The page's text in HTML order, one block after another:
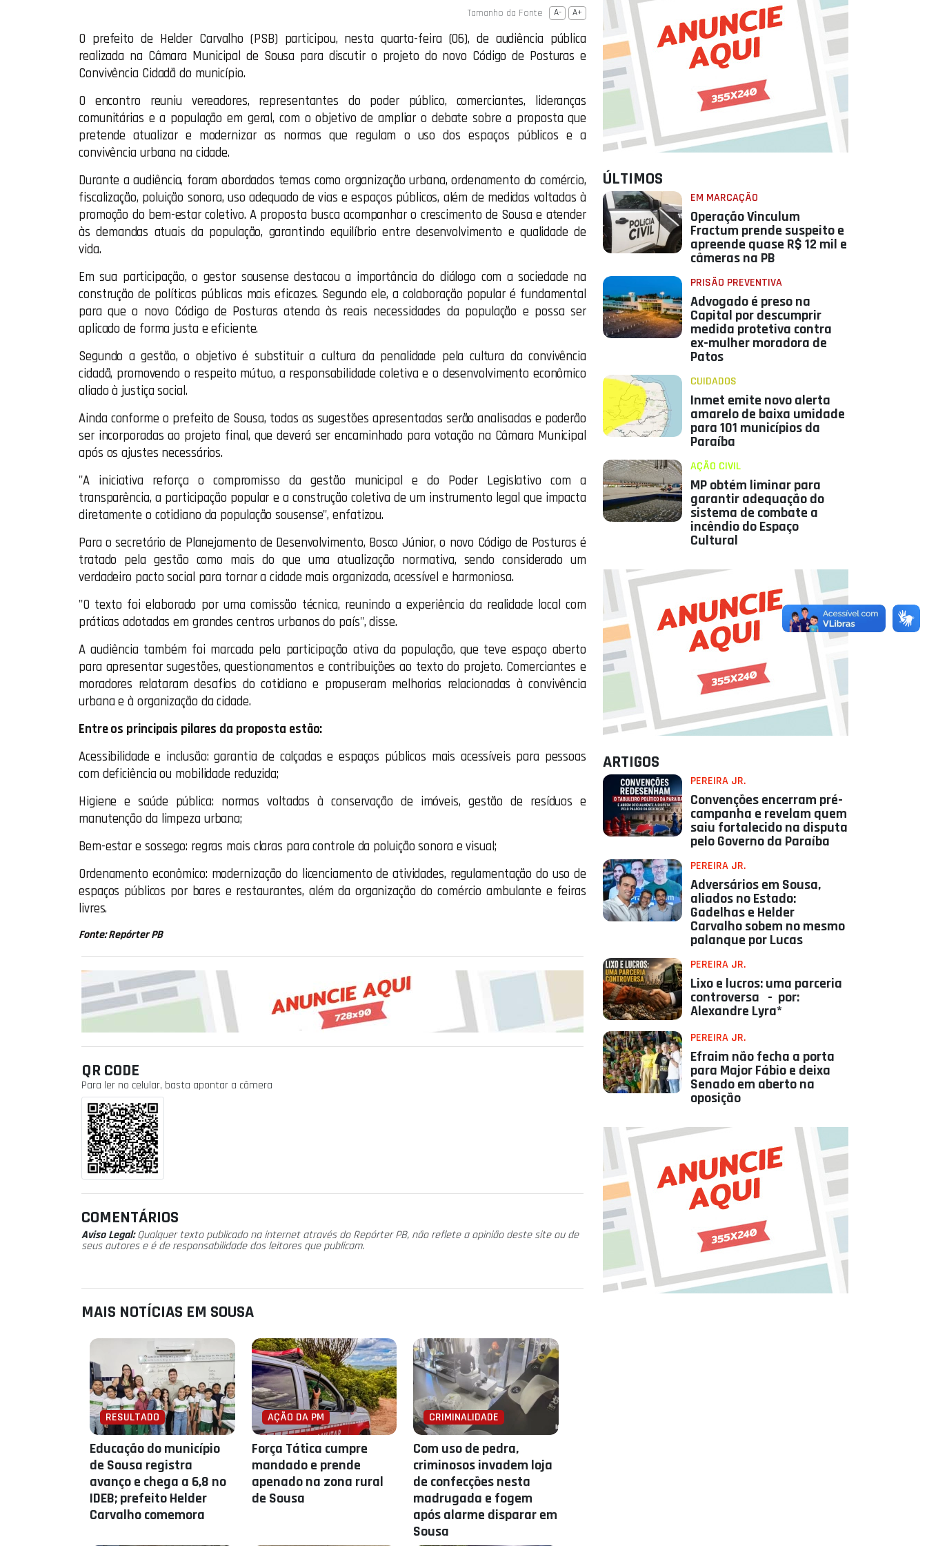
Tamanho da Fonte A- A+
O prefeito de Helder Carvalho (PSB) participou, nesta quarta-feira (06), de audiência pública
realizada na Câmara Municipal de Sousa para discutir o projeto do novo Código de Posturas e
Convivência Cidadã do município.
O encontro reuniu vereadores, representantes do poder público, comerciantes, lideranças
comunitárias e a população em geral, com o objetivo de ampliar o debate sobre a proposta que
pretende atualizar e modernizar as normas que regulam o uso dos espaços públicos e a
convivência urbana na cidade.
Durante a audiência, foram abordados temas como organização urbana, ordenamento do comércio,
fiscalização, poluição sonora, uso adequado de vias e espaços públicos, além de medidas voltadas à
promoção do bem-estar coletivo. A proposta busca acompanhar o crescimento de Sousa e atender
às demandas atuais da população, garantindo equilíbrio entre desenvolvimento e qualidade de
vida.
Em sua participação, o gestor sousense destacou a importância do diálogo com a sociedade na
construção de políticas públicas mais eficazes. Segundo ele, a colaboração popular é fundamental
para que o novo Código de Posturas atenda às reais necessidades da população e possa ser
aplicado de forma justa e eficiente.
Segundo a gestão, o objetivo é substituir a cultura da penalidade pela cultura da convivência
cidadã, promovendo o respeito mútuo, a responsabilidade coletiva e o desenvolvimento econômico
aliado à justiça social.
Ainda conforme o prefeito de Sousa, todas as sugestões apresentadas serão analisadas e poderão
ser incorporadas ao projeto final, que deverá ser encaminhado para votação na Câmara Municipal
após os ajustes necessários.
"A iniciativa reforça o compromisso da gestão municipal e do Poder Legislativo com a
transparência, a participação popular e a construção coletiva de um instrumento legal que impacta
diretamente o cotidiano da população sousense", enfatizou.
Para o secretário de Planejamento de Desenvolvimento, Bosco Júnior, o novo Código de Posturas é
tratado pela gestão como mais do que uma atualização normativa, sendo considerado um
verdadeiro pacto social para tornar a cidade mais organizada, acessível e harmoniosa.
"O texto foi elaborado por uma comissão técnica, reunindo a experiência da realidade local com
práticas adotadas em grandes centros urbanos do país", disse.
A audiência também foi marcada pela participação ativa da população, que teve espaço aberto
para apresentar sugestões, questionamentos e contribuições ao texto do projeto. Comerciantes e
moradores relataram desafios do cotidiano e propuseram melhorias relacionadas à convivência
urbana e à organização da cidade.
Entre os principais pilares da proposta estão:
Acessibilidade e inclusão: garantia de calçadas e espaços públicos mais acessíveis para pessoas
com deficiência ou mobilidade reduzida;
Higiene e saúde pública: normas voltadas à conservação de imóveis, gestão de resíduos e
manutenção da limpeza urbana;
Bem-estar e sossego: regras mais claras para controle da poluição sonora e visual;
Ordenamento econômico: modernização do licenciamento de atividades, regulamentação do uso de
espaços públicos por bares e restaurantes, além da organização do comércio ambulante e feiras
livres.
Fonte: Repórter PB
QR CODE
Para ler no celular, basta apontar a câmera
COMENTÁRIOS
Aviso Legal:Qualquer texto publicado na internet através do Repórter PB, não reflete a opinião deste site ou de
seus autores e é de responsabilidade dos leitores que publicam.
MAIS NOTÍCIAS EM SOUSA
RESULTADO
Educação do município
de Sousa registra
avanço e chega a 6,8 no
IDEB; prefeito Helder
Carvalho comemora
AÇÃO DA PM
Força Tática cumpre
mandado e prende
apenado na zona rural
de Sousa
CRIMINALIDADE
Com uso de pedra,
criminosos invadem loja
de confecções nesta
madrugada e fogem
após alarme disparar em
Sousa
ÚLTIMOS
EM MARCAÇÃO
Operação Vinculum
Fractum prende suspeito e
apreende quase R$ 12 mil e
câmeras na PB
PRISÃO PREVENTIVA
Advogado é preso na
Capital por descumprir
medida protetiva contra
ex-mulher moradora de
Patos
CUIDADOS
Inmet emite novo alerta
amarelo de baixa umidade
para 101 municípios da
Paraíba
AÇÃO CIVIL
MP obtém liminar para
garantir adequação do
sistema de combate a
incêndio do Espaço
Cultural
ARTIGOS
PEREIRA JR.
Convenções encerram pré-
campanha e revelam quem
saiu fortalecido na disputa
pelo Governo da Paraíba
PEREIRA JR.
Adversários em Sousa,
aliados no Estado:
Gadelhas e Helder
Carvalho sobem no mesmo
palanque por Lucas
PEREIRA JR.
Lixo e lucros: uma parceria
controversa - por:
Alexandre Lyra*
PEREIRA JR.
Efraim não fecha a porta
para Major Fábio e deixa
Senado em aberto na
oposição